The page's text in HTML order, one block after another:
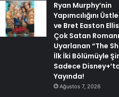
Ryan Murphy’nin
Yapımcılığını
ve Bret Easton
Çok Satan
Uyarlanan “The
İlk İki Bölümüyle
Sadece
Yayında!
Ağustos 7, 2026